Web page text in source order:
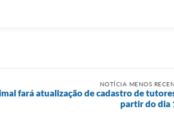
NOTÍCIA MENOS
fará atualização de cadastro de
partir do dia